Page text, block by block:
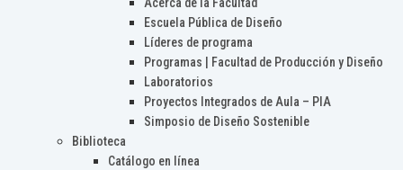
Acerca de la Facultad
Escuela Pública de Diseño
Líderes de programa
Programas | Facultad de Producción y Diseño
Laboratorios
Proyectos Integrados de Aula – PIA
Simposio de Diseño Sostenible
Biblioteca
Catálogo en línea